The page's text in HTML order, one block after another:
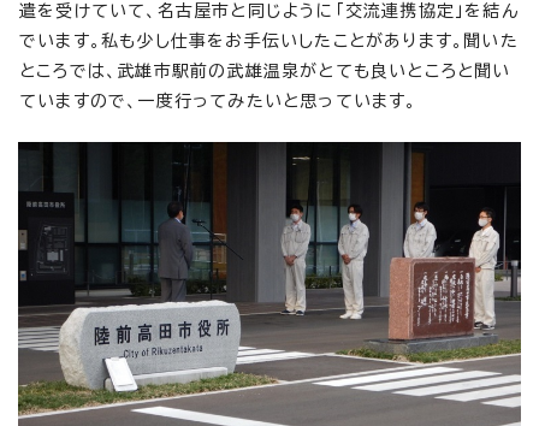
遣を受けていて、名古屋市と同じように「交流連携協定」を結ん
でいます。私も少し仕事をお手伝いしたことがあります。聞いた
ところでは、武雄市駅前の武雄温泉がとても良いところと聞い
ていますので、一度行ってみたいと思っています。